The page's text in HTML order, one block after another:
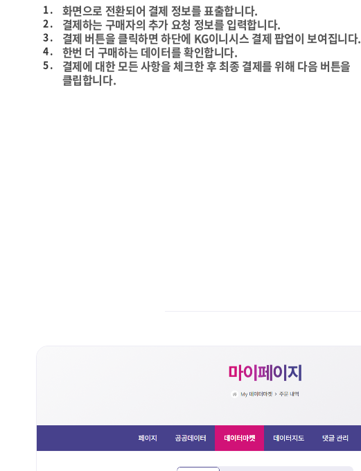
1 . 화면으로 전환되어 결제 정보를 표출합니다.
2 . 결제하는 구매자의 추가 요청 정보를 입력합니다.
3 . 결제 버튼을 클릭하면 하단에 KG이니시스 결제 팝업이 보여집니다.
4 . 한번 더 구매하는 데이터를 확인합니다.
5 .
결제에 대한 모든 사항을 체크한 후 최종 결제를 위해 다음 버튼을
클립합니다.